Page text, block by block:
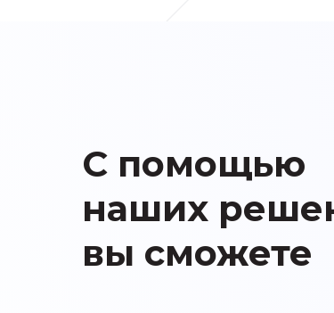
С помощью
наших
вы сможете